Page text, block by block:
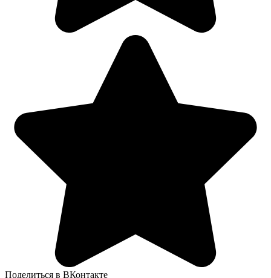
Поделиться в ВКонтакте